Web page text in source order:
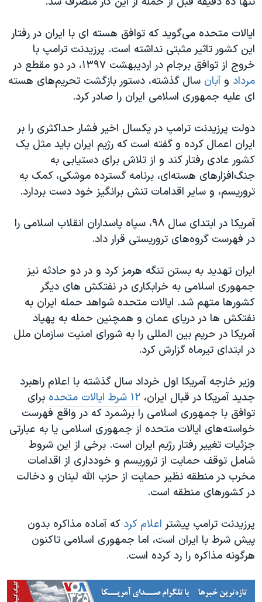
ایالات متحده می‌گوید که توافق هسته ای با ایران در رفتار
این کشور تاثیر مثبتی نداشته است. پرزیدنت ترامپ با
خروج از توافق برجام در اردیبهشت ۱۳۹۷، در دو مقطع در
مرداد وآبان سال گذشته، دستور بازگشت تحریم‌های هسته
ای علیه جمهوری اسلامی ایران را صادر کرد.
دولت پرزیدنت ترامپ در یکسال اخیر فشار حداکثری را بر
ایران اعمال کرده و گفته است که رژیم ایران باید مثل یک
کشور عادی رفتار کند و از تلاش برای دستیابی به
جنگ‌افزارهای هسته‌ای، برنامه گسترده موشکی، کمک به
تروریسم، و سایر اقدامات تنش برانگیز خود دست بردارد.
آمریکا در ابتدای سال ۹۸، سپاه پاسداران انقلاب اسلامی را
در فهرست گروه‌های تروریستی قرار داد.
ایران تهدید به بستن تنگه هرمز کرد و در دو حادثه نیز
جمهوری اسلامی به خرابکاری در نفتکش های دیگر
کشورها متهم شد. ایالات متحده شواهد حمله ایران به
نفتکش ها در دریای عمان و همچنین حمله به پهپاد
آمریکا در حریم بین المللی را به شورای امنیت سازمان ملل
در ابتدای تیرماه گزارش کرد.
وزیر خارجه آمریکا اول خرداد سال گذشته با اعلام راهبرد
جدید آمریکا در قبال ایران، ۱۲ شرط ایالات متحده
برای
توافق با جمهوری اسلامی را برشمرد که در واقع فهرست
خواسته‌های ایالات متحده از جمهوری اسلامی یا به عبارتی
جزئیات تغییر رفتار رژیم ایران است. برخی از این شروط
شامل توقف حمایت از تروریسم و خودداری از اقدامات
مخرب در منطقه نظیر حمایت از حزب الله لبنان و دخالت
در کشورهای منطقه است.
پرزیدنت ترامپ پیشتر اعلام کردکه آماده مذاکره بدون
پیش شرط با ایران است، اما جمهوری اسلامی تاکنون
هرگونه مذاکره را رد کرده است.